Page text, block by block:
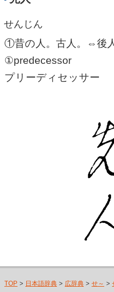
せんじん
①昔の人。古人。⇔後
①predecessor
プリーディセッサー
TOP > 日本語辞典> 広辞典> せ～ >